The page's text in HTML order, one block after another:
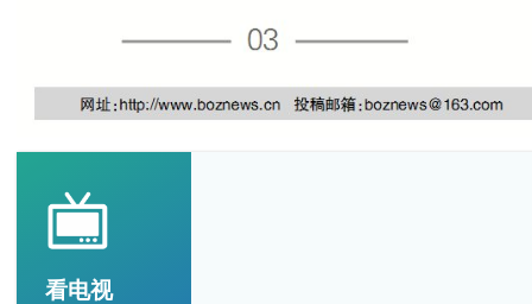
看电视